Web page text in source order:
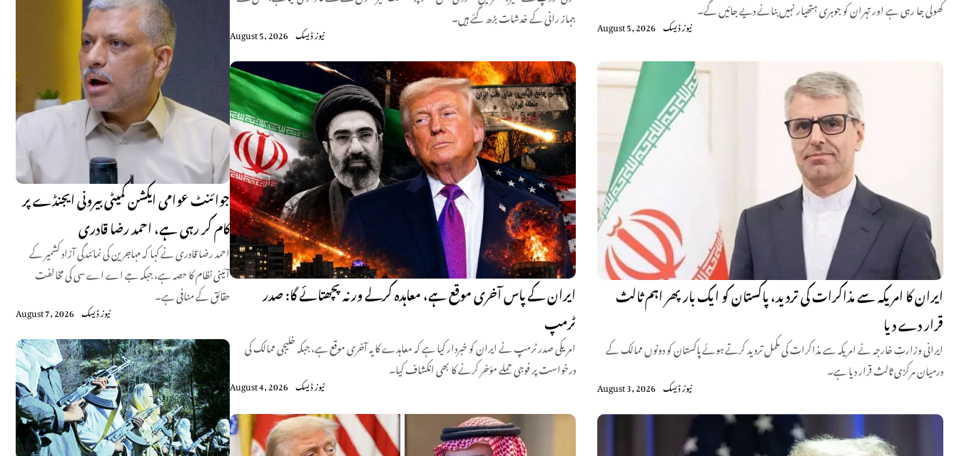
جوائنٹ عوامی ایکشن کمیٹی بیرونی ایجنڈے پر
کام کر رہی ہے، احمد رضا قادری
احمد رضا قادری نے کہا کہ مہاجرین کی نمائندگی آزاد کشمیر کے
آئینی نظام کا حصہ ہے، جبکہ جے اے اے سی کی مخالفت
حقائق کے منافی ہے۔
August 7, 2026 نیوز ڈیسک
جہاز رانی کے خدشات بڑھ گئے ہیں۔
August 5, 2026 نیوز ڈیسک
کھولی جا رہی ہے اور تہران کو جوہری ہتھیار نہیں بنانے دیے جائیں گے۔
August 5, 2026 نیوز ڈیسک
ایران کے پاس آخری موقع ہے، معاہدہ کرلے ورنہ پچھتائے گا: صدر
ٹرمپ
امریکی صدر ٹرمپ نے ایران کو خبردار کیا ہے کہ معاہدے کا یہ آخری موقع ہے، جبکہ خلیجی ممالک کی
درخواست پر فوجی حملے مؤخر کرنے کا بھی انکشاف کیا۔
August 4, 2026 نیوز ڈیسک
ایران کا امریکہ سے مذاکرات کی تردید، پاکستان کو ایک بار پھر اہم ثالث
قرار دے دیا
ایرانی وزارتِ خارجہ نے امریکہ سے مذاکرات کی مکمل تردید کرتے ہوئے پاکستان کو دونوں ممالک کے
درمیان مرکزی ثالث قرار دیا ہے۔
August 3, 2026 نیوز ڈیسک